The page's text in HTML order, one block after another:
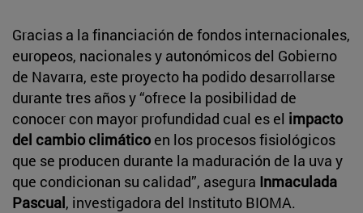
Gracias a la financiación de fondos internacionales,
europeos, nacionales y autonómicos del Gobierno
de Navarra, este proyecto ha podido desarrollarse
durante tres años y “ofrece la posibilidad de
conocer con mayor profundidad cual es el impacto
del cambio climático en los procesos fisiológicos
que se producen durante la maduración de la uva y
que condicionan su calidad”, asegura Inmaculada
Pascual, investigadora del Instituto BIOMA.